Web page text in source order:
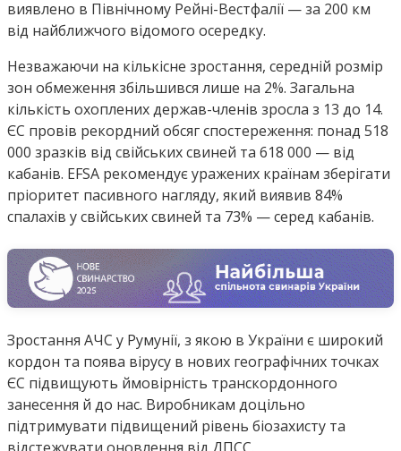
виявлено в Північному Рейні-Вестфалії — за 200 км
від найближчого відомого осередку.
Незважаючи на кількісне зростання, середній розмір
зон обмеження збільшився лише на 2%. Загальна
кількість охоплених держав-членів зросла з 13 до 14.
ЄС провів рекордний обсяг спостереження: понад 518
000 зразків від свійських свиней та 618 000 — від
кабанів. EFSA рекомендує уражених країнам зберігати
пріоритет пасивного нагляду, який виявив 84%
спалахів у свійських свиней та 73% — серед кабанів.
Зростання АЧС у Румунії, з якою в України є широкий
кордон та поява вірусу в нових географічних точках
ЄС підвищують ймовірність транскордонного
занесення й до нас. Виробникам доцільно
підтримувати підвищений рівень біозахисту та